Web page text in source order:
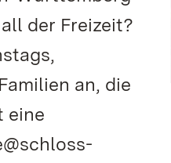
der Freizeit?
an, die
eine